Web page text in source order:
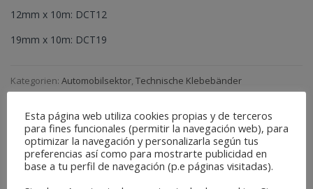
12mm x 10m: DCT12
19mm x 10m: DCT19
Kategorien: Automobilsektor, Technische Klebebänder
BESCHREIBUNG
Acrylic adhesive transparent tape double sided with a thickness
Esta página web utiliza cookies propias y de terceros
para fines funcionales (permitir la navegación web), para
optimizar la navegación y personalizarla según tus
preferencias así como para mostrarte publicidad en
base a tu perfil de navegación (p.e páginas visitadas).